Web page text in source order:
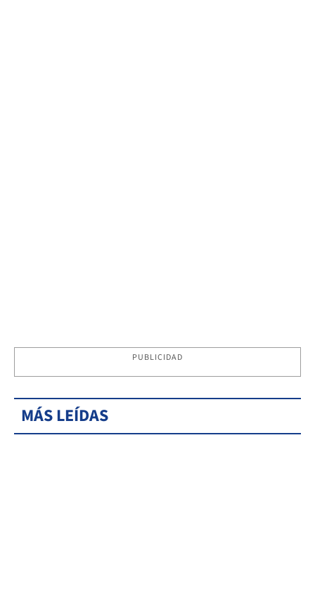
PUBLICIDAD
MÁS LEÍDAS